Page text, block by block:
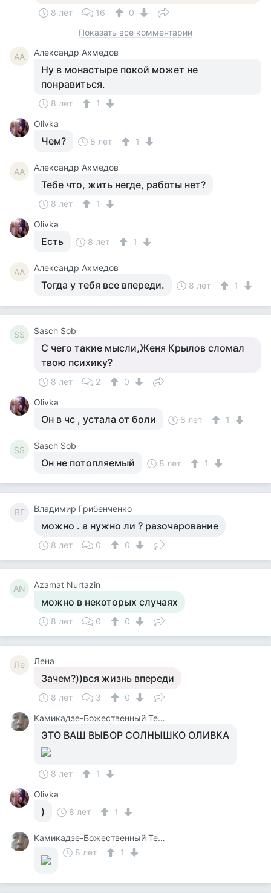
8 лет 16
0
Показать все комментарии
АА Александр Ахмедов
Ну в монастыре покой может не
понравиться.
8 лет
1
Olivka
Чем? 8 лет 1
АА Александр Ахмедов
Тебе что, жить негде, работы нет?
8 лет
1
Olivka
Есть 8 лет 1
АА Александр Ахмедов
Тогда у тебя все впереди. 8 лет 1
SS Sasch Sob
С чего такие мысли,Женя Крылов сломал
твою психику?
8 лет 2
0
Olivka
Он в чс , устала от боли 8 лет 1
SS Sasch Sob
Он не потопляемый 8 лет 1
ВГ Владимир Грибенченко
можно . а нужно ли ? разочарование
8 лет 0 0
AN Azamat Nurtazin
можно в некоторых случаях
8 лет 0 0
Ле Лена
Зачем?))вся жизнь впереди
8 лет 3
0
Камикадзе-Божественный Теплый Ветерок
ЭТО ВАШ ВЫБОР СОЛНЫШКО ОЛИВКА
8 лет
1
Olivka
) 8 лет 1
Камикадзе-Божественный Теплый Ветерок
8 лет
1